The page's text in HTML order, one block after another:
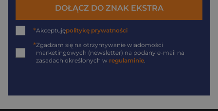
DOŁĄCZ DO ZNAK EKSTRA
*Akceptujępolitykę prywatności
*Zgadzam się na otrzymywanie wiadomości
marketingowych (newsletter) na podany e-mail na
zasadach określonych w regulaminie.